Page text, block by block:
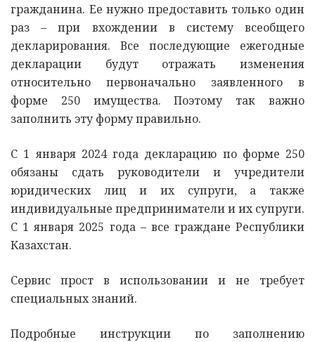
гражданина. Ее нужно предоставить только один
раз – при вхождении в систему всеобщего
декларирования. Все последующие ежегодные
декларации будут отражать изменения
относительно первоначально заявленного в
форме 250 имущества. Поэтому так важно
заполнить эту форму правильно.
С 1 января 2024 года декларацию по форме 250
обязаны сдать руководители и учредители
юридических лиц и их супруги, а также
индивидуальные предприниматели и их супруги.
С 1 января 2025 года – все граждане Республики
Казахстан.
Сервис прост в использовании и не требует
специальных знаний.
Подробные инструкции по заполнению